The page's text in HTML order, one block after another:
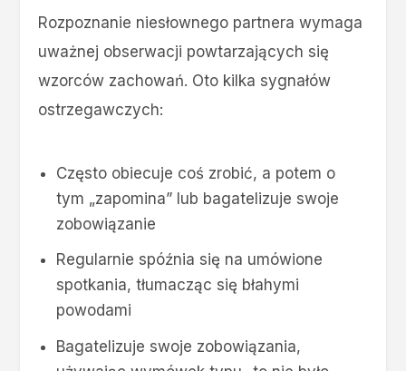
Rozpoznanie niesłownego partnera wymaga
uważnej obserwacji powtarzających się
wzorców zachowań. Oto kilka sygnałów
ostrzegawczych:
Często obiecuje coś zrobić, a potem o
tym „zapomina” lub bagatelizuje swoje
zobowiązanie
Regularnie spóźnia się na umówione
spotkania, tłumacząc się błahymi
powodami
Bagatelizuje swoje zobowiązania,